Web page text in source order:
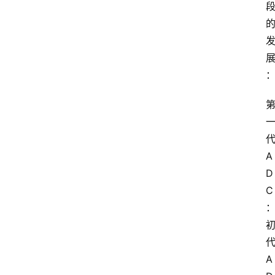
段
的
发
展
：
第
一
代
A
D
C
：
初
代
A